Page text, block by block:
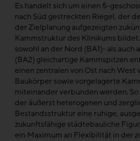
Es handelt sich um einen 5-
nach Süd gestreckten Riegel, der
der Zielplanung aufgezeigten
Kammstruktur des Klinikums
sowohl an der Nord (BA1)- als auch
(BA2) gleichartige Kammspitzen
einen zentralen von Ost nach West
Baukörper sowie vorgelagerte
miteinander verbunden werden.
der äußerst heterogenen und
Bestandsstruktur eine ruhige,
zukunftsfähige städtebauliche
ein Maximum an Flexibilität in der